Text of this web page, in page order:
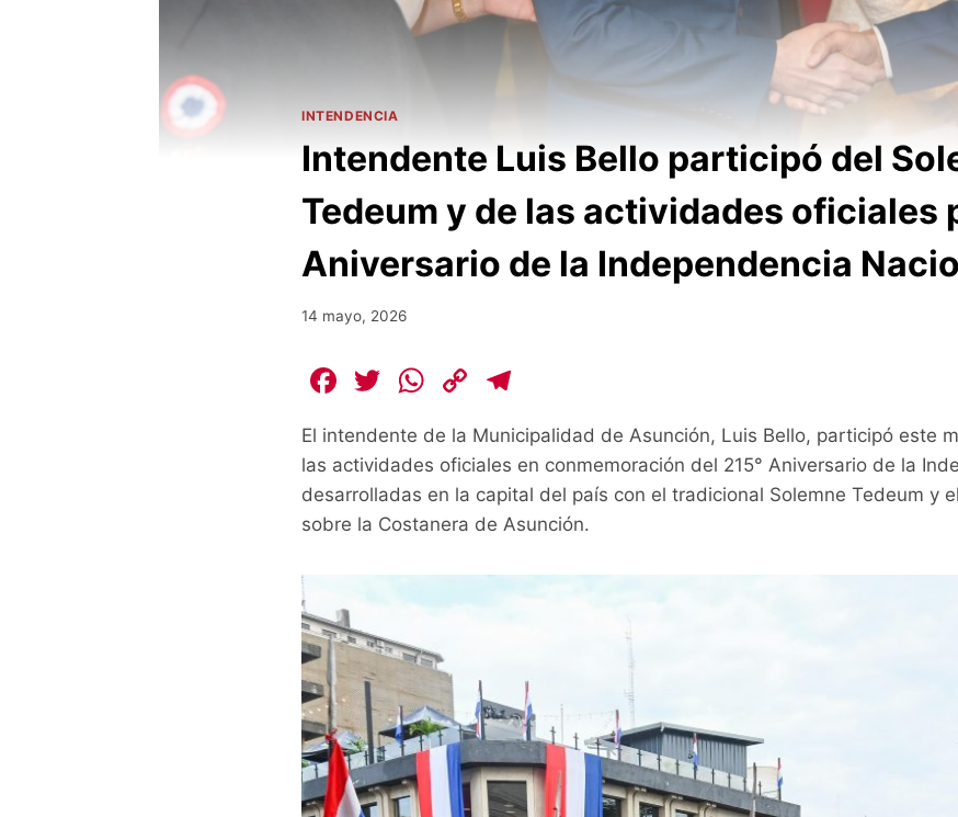
INTENDENCIA
Intendente Luis Bello participó del
Tedeum y de las actividades oficiales
Aniversario de la Independencia
14 mayo, 2026
F
c
e
b
k
T
itt
er
W
at
s
A
C
p
y
Li
e
gr
a
El intendente de la Municipalidad de Asunción, Luis Bello, participó este
las actividades oficiales en conmemoración del 215° Aniversario de la
desarrolladas en la capital del país con el tradicional Solemne Tedeum y
sobre la Costanera de Asunción.